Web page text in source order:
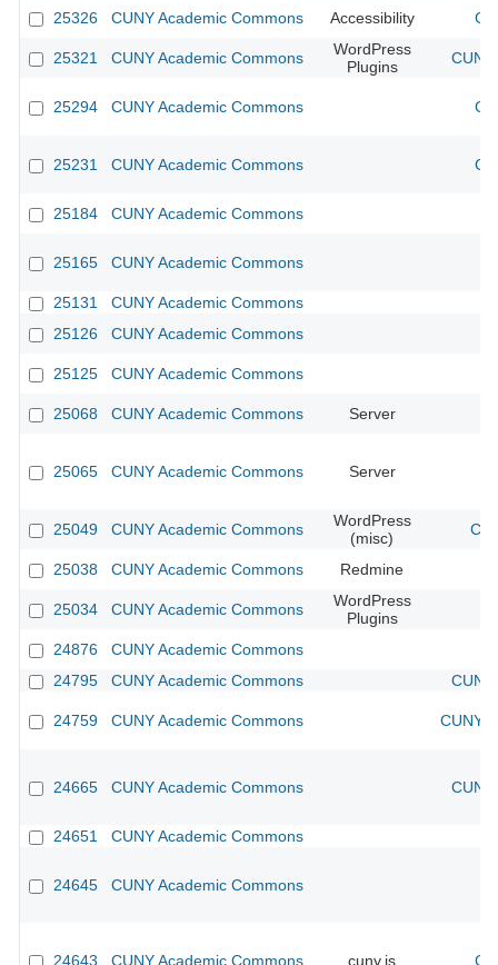
25326 CUNY Academic Commons Accessibility
25321 CUNY Academic Commons
WordPress
Plugins
25294 CUNY Academic Commons
25231 CUNY Academic Commons
25184 CUNY Academic Commons
25165 CUNY Academic Commons
25131
CUNY Academic Commons
25126
CUNY Academic Commons
25125 CUNY Academic Commons
25068 CUNY Academic Commons Server
25065 CUNY Academic Commons Server
25049 CUNY Academic Commons
WordPress
(misc)
25038 CUNY Academic Commons Redmine
25034 CUNY Academic Commons
WordPress
Plugins
24876
CUNY Academic Commons
24795
CUNY Academic Commons
24759 CUNY Academic Commons CUNY
24665 CUNY Academic Commons
24651 CUNY Academic Commons
24645 CUNY Academic Commons
24643 CUNY Academic Commons cuny.is